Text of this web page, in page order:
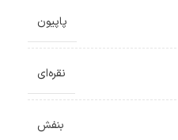
پاپیون
نقره‌ای
بنفش